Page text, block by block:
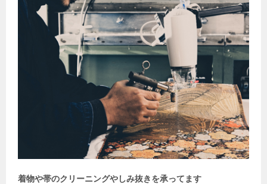
着物や帯のクリーニングやしみ抜きを承ってます